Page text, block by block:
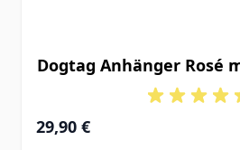
Dogtag Anhänger Rosé
29,90 €